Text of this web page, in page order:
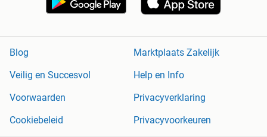
Blog
Marktplaats Zakelijk
Veilig en Succesvol
Help en Info
Voorwaarden
Privacyverklaring
Cookiebeleid
Privacyvoorkeuren